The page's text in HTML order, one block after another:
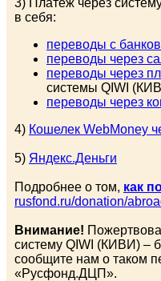
в себя:
переводы с
переводы через
переводы через
системы QIWI
переводы через
4) Кошелек WebMoney
5) Яндекс.Деньги
Подробнее о том, как
rusfond.ru/donation/
Внимание!
систему QIWI (КИВИ) –
сообщите нам о таком
«Русфонд.ДЦП».